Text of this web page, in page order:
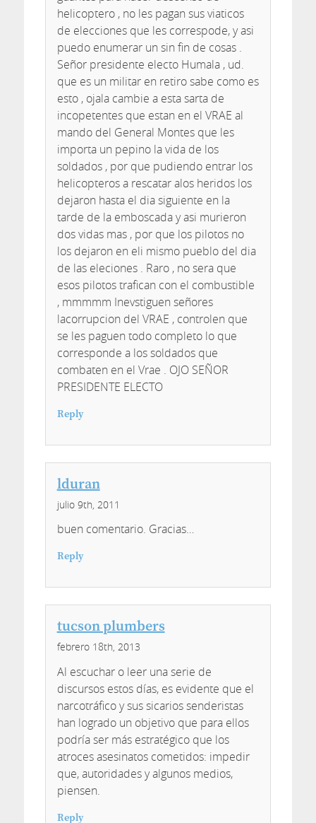
helicoptero , no les pagan sus viaticos
de elecciones que les correspode, y asi
puedo enumerar un sin fin de cosas .
Señor presidente electo Humala , ud.
que es un militar en retiro sabe como es
esto , ojala cambie a esta sarta de
incopetentes que estan en el VRAE al
mando del General Montes que les
importa un pepino la vida de los
soldados , por que pudiendo entrar los
helicopteros a rescatar alos heridos los
dejaron hasta el dia siguiente en la
tarde de la emboscada y asi murieron
dos vidas mas , por que los pilotos no
los dejaron en eli mismo pueblo del dia
de las eleciones . Raro , no sera que
esos pilotos trafican con el combustible
, mmmmm Inevstiguen señores
lacorrupcion del VRAE , controlen que
se les paguen todo completo lo que
corresponde a los soldados que
combaten en el Vrae . OJO SEÑOR
PRESIDENTE ELECTO
Reply
lduran
julio 9th, 2011
buen comentario. Gracias…
Reply
tucson plumbers
febrero 18th, 2013
Al escuchar o leer una serie de
discursos estos días, es evidente que el
narcotráfico y sus sicarios senderistas
han logrado un objetivo que para ellos
podría ser más estratégico que los
atroces asesinatos cometidos: impedir
que, autoridades y algunos medios,
piensen.
Reply